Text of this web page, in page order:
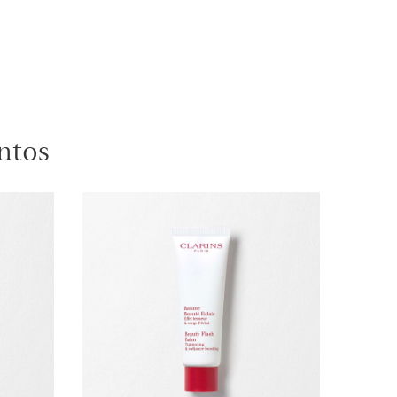
producto está agotado